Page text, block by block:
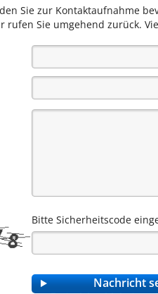
Sie zur Kontaktaufnahme
rufen Sie umgehend zurück.
Bitte Sicherheitscode